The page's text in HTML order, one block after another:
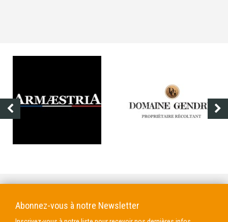
Abonnez-vous à notre Newsletter